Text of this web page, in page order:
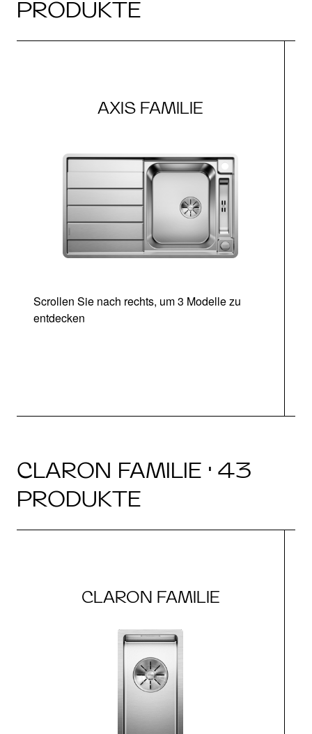
PRODUKTE
AXIS FAMILIE
Scrollen Sie nach rechts, um 3 Modelle zu
entdecken
CLARON FAMILIE · 43
PRODUKTE
CLARON FAMILIE